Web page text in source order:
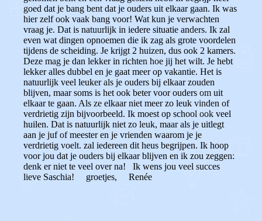
goed dat je bang bent dat je ouders uit elkaar gaan. Ik was
hier zelf ook vaak bang voor! Wat kun je verwachten
vraag je. Dat is natuurlijk in iedere situatie anders. Ik zal
even wat dingen opnoemen die ik zag als grote voordelen
tijdens de scheiding. Je krijgt 2 huizen, dus ook 2 kamers.
Deze mag je dan lekker in richten hoe jij het wilt. Je hebt
lekker alles dubbel en je gaat meer op vakantie. Het is
natuurlijk veel leuker als je ouders bij elkaar zouden
blijven, maar soms is het ook beter voor ouders om uit
elkaar te gaan. Als ze elkaar niet meer zo leuk vinden of
verdrietig zijn bijvoorbeeld. Ik moest op school ook veel
huilen. Dat is natuurlijk niet zo leuk, maar als je uitlegt
aan je juf of meester en je vrienden waarom je je
verdrietig voelt. zal iedereen dit heus begrijpen. Ik hoop
voor jou dat je ouders bij elkaar blijven en ik zou zeggen:
denk er niet te veel over na! Ik wens jou veel succes
lieve Saschia! groetjes, Renée